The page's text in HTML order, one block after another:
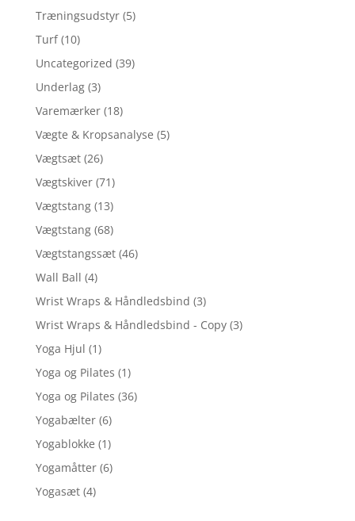
Træningsudstyr (5)
Turf (10)
Uncategorized (39)
Underlag (3)
Varemærker (18)
Vægte & Kropsanalyse (5)
Vægtsæt (26)
Vægtskiver (71)
Vægtstang (13)
Vægtstang (68)
Vægtstangssæt (46)
Wall Ball (4)
Wrist Wraps & Håndledsbind (3)
Wrist Wraps & Håndledsbind - Copy (3)
Yoga Hjul (1)
Yoga og Pilates (1)
Yoga og Pilates (36)
Yogabælter (6)
Yogablokke (1)
Yogamåtter (6)
Yogasæt (4)